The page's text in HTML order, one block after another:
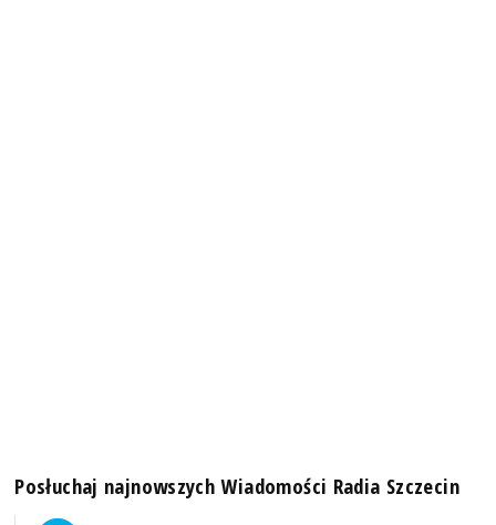
Posłuchaj najnowszych Wiadomości Radia Szczecin